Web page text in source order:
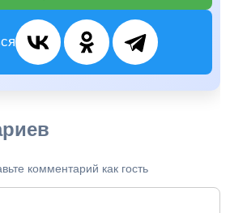
комментарий как гость